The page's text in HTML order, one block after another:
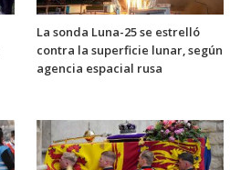
La sonda Luna-25 se estrelló
contra la superficie lunar, según
agencia espacial rusa